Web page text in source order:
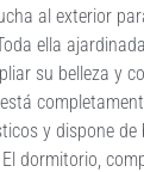
al exterior
ella
su belleza y
y dispone
dormitorio,